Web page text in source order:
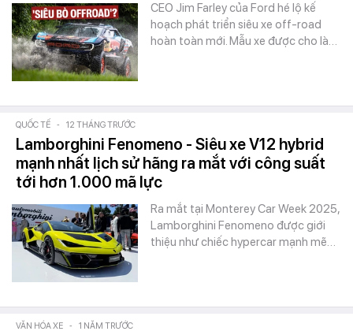
CEO Jim Farley của Ford hé lộ kế
hoạch phát triển siêu xe off-road
hoàn toàn mới. Mẫu xe được cho là…
QUỐC TẾ - 12 THÁNG TRƯỚC
Lamborghini Fenomeno - Siêu xe V12 hybrid
mạnh nhất lịch sử hãng ra mắt với công suất
tới hơn 1.000 mã lực
Ra mắt tại Monterey Car Week 2025,
Lamborghini Fenomeno được giới
thiệu như chiếc hypercar mạnh mẽ…
VĂN HÓA XE - 1 NĂM TRƯỚC